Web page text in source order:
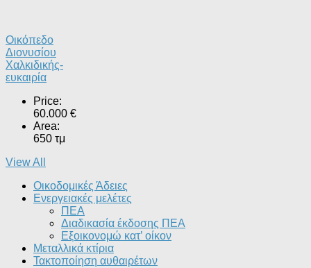
Οικόπεδο
Διονυσίου
Χαλκιδικής-
ευκαιρία
Price:
60.000 €
Area:
650 τμ
View All
Οικοδομικές Άδειες
Ενεργειακές μελέτες
ΠΕΑ
Διαδικασία έκδοσης ΠΕΑ
Εξοικονομώ κατ’ οίκoν
Μεταλλικά κτίρια
Τακτοποίηση αυθαιρέτων